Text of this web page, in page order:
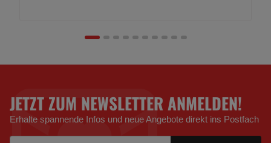
JETZT ZUM NEWSLETTER ANMELDEN!
Erhalte spannende Infos und neue Angebote direkt ins Postfach